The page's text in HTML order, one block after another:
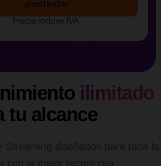
¡CONTRATA!
Precio incluye IVA
ilimitado
tu alcance